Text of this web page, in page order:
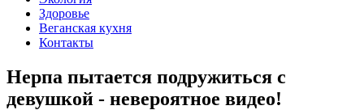
Здоровье
Веганская кухня
Контакты
Нерпа пытается подружиться с
девушкой - невероятное видео!